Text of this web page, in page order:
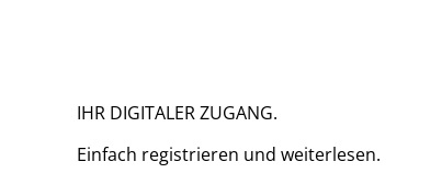
IHR DIGITALER ZUGANG.
Einfach registrieren und weiterlesen.